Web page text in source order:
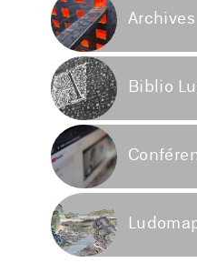
Archives
Biblio